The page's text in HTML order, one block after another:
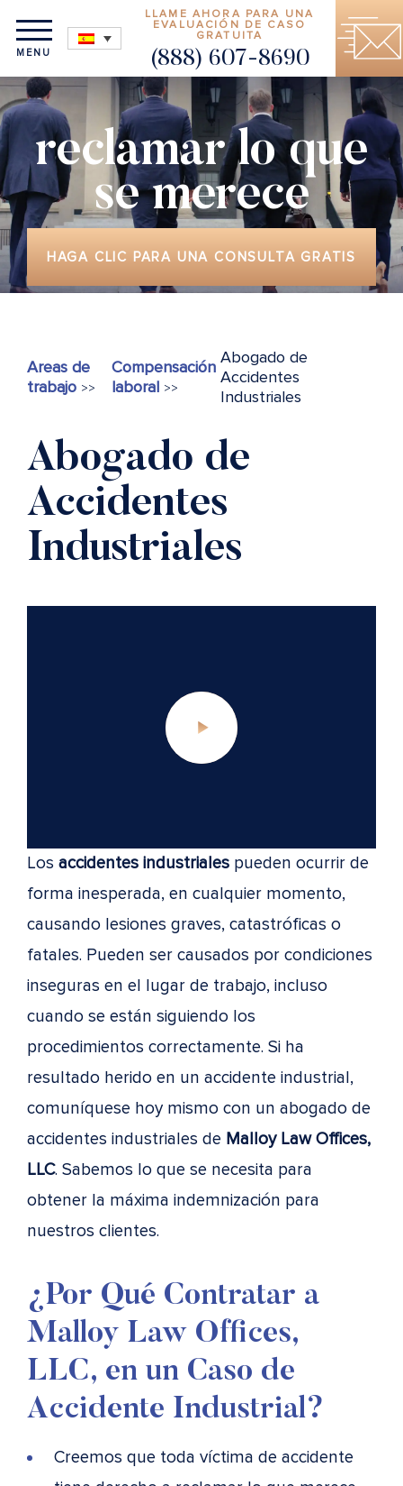
MENU
LLAME AHORA PARA UNA
EVALUACIÓN DE CASO
GRATUITA
(888) 607-8690
reclamar lo que
se merece
HAGA CLIC PARA UNA CONSULTA GRATIS
Areas de
trabajo >>
Compensación
laboral >>
Abogado de
Accidentes
Industriales
Abogado de
Accidentes
Industriales
Los accidentes industriales pueden ocurrir de
forma inesperada, en cualquier momento,
causando lesiones graves, catastróficas o
fatales. Pueden ser causados por condiciones
inseguras en el lugar de trabajo, incluso
cuando se están siguiendo los
procedimientos correctamente. Si ha
resultado herido en un accidente industrial,
comuníquese hoy mismo con un abogado de
accidentes industriales de Malloy Law Offices,
LLC. Sabemos lo que se necesita para
obtener la máxima indemnización para
nuestros clientes.
¿Por Qué Contratar a
Malloy Law Offices,
LLC, en un Caso de
Accidente Industrial?
Creemos que toda víctima de accidente